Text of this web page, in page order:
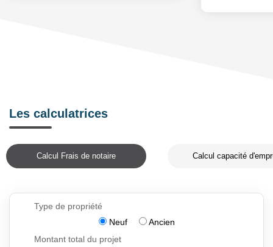
Les calculatrices
Calcul Frais de notaire Calcul capacité